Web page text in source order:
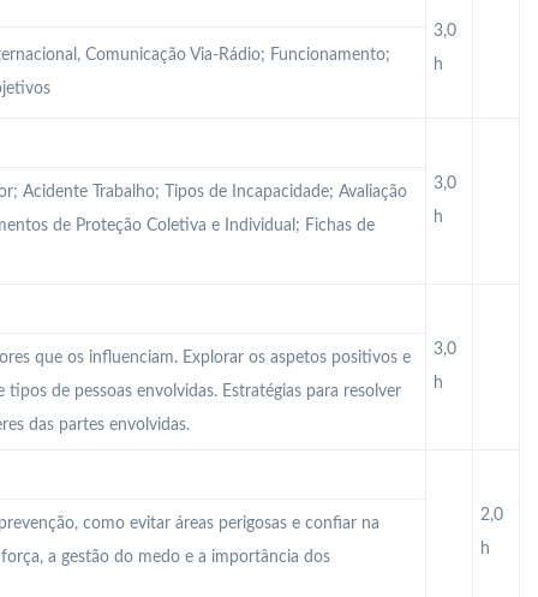
3,0
h
Comunicação Via-Rádio; Funcionamento;
3,0
h
Acidente Trabalho; Tipos de Incapacidade; Avaliação
de Proteção Coletiva e Individual; Fichas de
3,0
h
que os influenciam. Explorar os aspetos positivos e
de pessoas envolvidas. Estratégias para resolver
das partes envolvidas.
2,0
h
como evitar áreas perigosas e confiar na
a gestão do medo e a importância dos